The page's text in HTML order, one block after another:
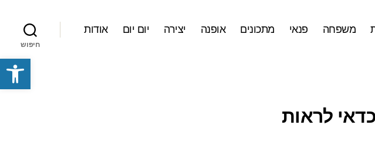
פתח סרגל נגישות
משפחה פנאי מתכונים אופנה יצירה יום יום אודות
חיפוש
לראות